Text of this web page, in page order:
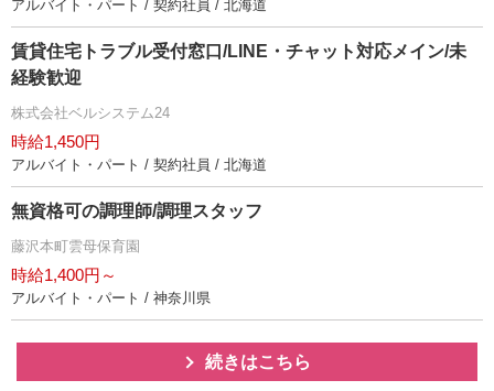
アルバイト・パート / 契約社員 / 北海道
賃貸住宅トラブル受付窓口/LINE・チャット対応メイン/未
経験歓迎
株式会社ベルシステム24
時給1,450円
アルバイト・パート / 契約社員 / 北海道
無資格可の調理師/調理スタッフ
藤沢本町雲母保育園
時給1,400円～
アルバイト・パート / 神奈川県
続きはこちら